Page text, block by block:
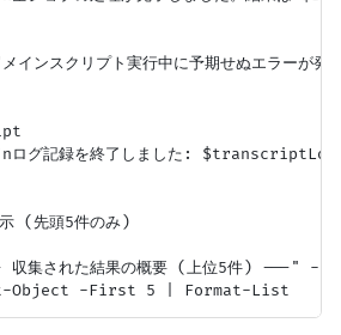
ンスクリプト実行中に予期せぬエラーが
グ記録を終了しました:
(先頭5件のみ)
集された結果の概要 (上位5件) ---" -